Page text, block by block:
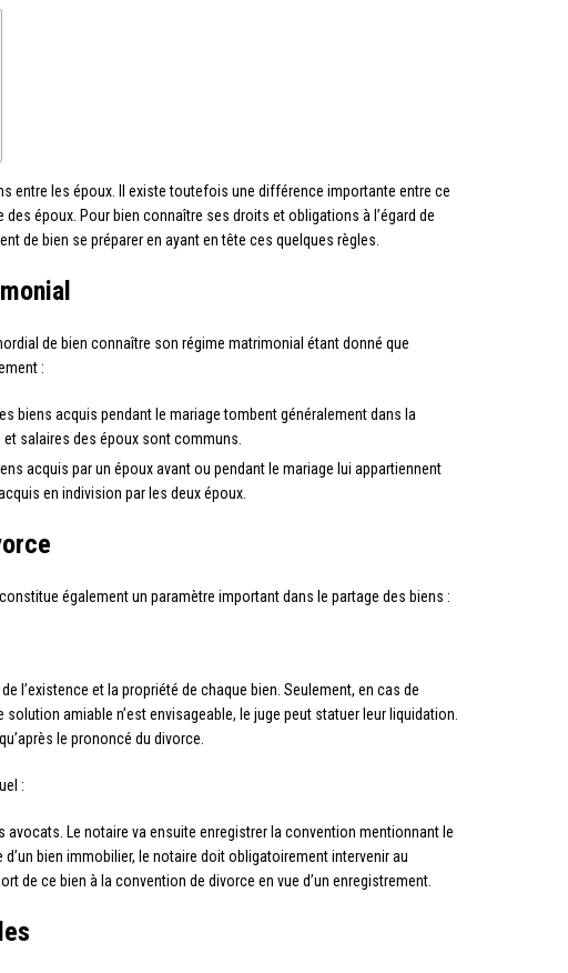
entre les époux. Il existe toutefois une différence importante entre ce
époux. Pour bien connaître ses droits et obligations à l’égard de
de bien se préparer en ayant en tête ces quelques règles.
de bien connaître son régime matrimonial étant donné que
:
biens acquis pendant le mariage tombent généralement dans la
salaires des époux sont communs.
acquis par un époux avant ou pendant le mariage lui appartiennent
en indivision par les deux époux.
également un paramètre important dans le partage des biens :
l’existence et la propriété de chaque bien. Seulement, en cas de
amiable n’est envisageable, le juge peut statuer leur liquidation.
le prononcé du divorce.
:
avocats. Le notaire va ensuite enregistrer la convention mentionnant le
bien immobilier, le notaire doit obligatoirement intervenir au
de ce bien à la convention de divorce en vue d’un enregistrement.